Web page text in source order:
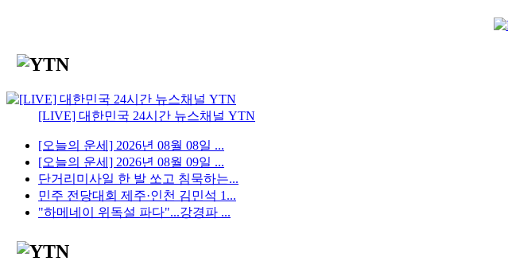
[LIVE] 대한민국 24시간 뉴스채널 YTN
[오늘의 운세] 2026년 08월 08일 ...
[오늘의 운세] 2026년 08월 09일 ...
단거리미사일 한 발 쏘고 침묵하는...
민주 전당대회 제주·인천 김민석 1...
"하메네이 위독설 파다"...강경파 ...